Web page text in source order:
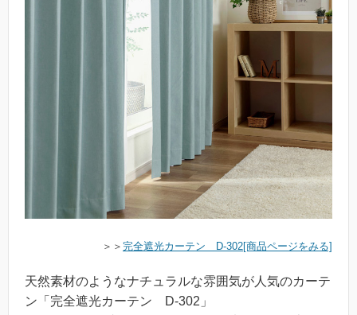
＞＞ 完全遮光カーテン D-302[商品ページをみる]
天然素材のようなナチュラルな雰囲気が人気のカーテ
ン「完全遮光カーテン D-302」